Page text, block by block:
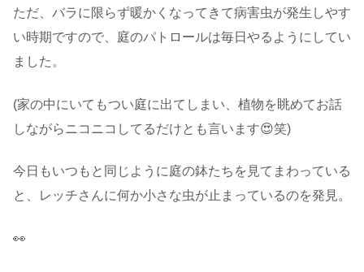
ただ、バラに限らず暖かくなってきて病害虫が発生しやす
い時期ですので、庭のパトロールは毎日やるようにしてい
ました。
(家の中にいてもつい庭に出てしまい、植物を眺めてお話
しながらニコニコしてるだけとも言います😍笑)
今日もいつもと同じように庭の鉢たちを見てまわっている
と、レッチさんに何か小さな虫が止まっているのを発見。
👀